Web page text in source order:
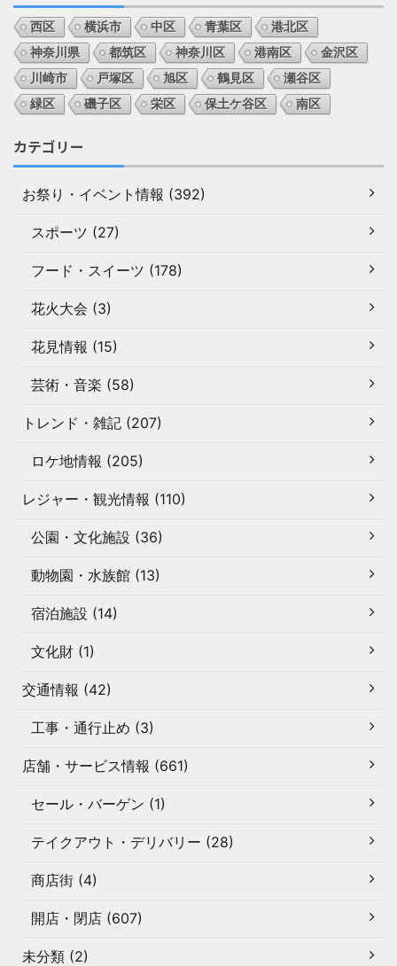
西区 横浜市 中区 青葉区
港北区
神奈川県
都筑区 神奈川区 港南区
金沢区
川崎市
戸塚区 旭区 鶴見区
瀬谷区
緑区
磯子区 栄区 保土ケ谷区 南区
カテゴリー
お祭り・イベント情報 (392)
スポーツ (27)
フード・スイーツ (178)
花火大会 (3)
花見情報 (15)
芸術・音楽 (58)
トレンド・雑記 (207)
ロケ地情報 (205)
レジャー・観光情報 (110)
公園・文化施設 (36)
動物園・水族館 (13)
宿泊施設 (14)
文化財 (1)
交通情報 (42)
工事・通行止め (3)
店舗・サービス情報 (661)
セール・バーゲン (1)
テイクアウト・デリバリー (28)
商店街 (4)
開店・閉店 (607)
未分類 (2)